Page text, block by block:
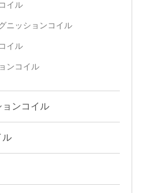
イル
ニッションコイル
イル
ンコイル
ョンコイル
ル